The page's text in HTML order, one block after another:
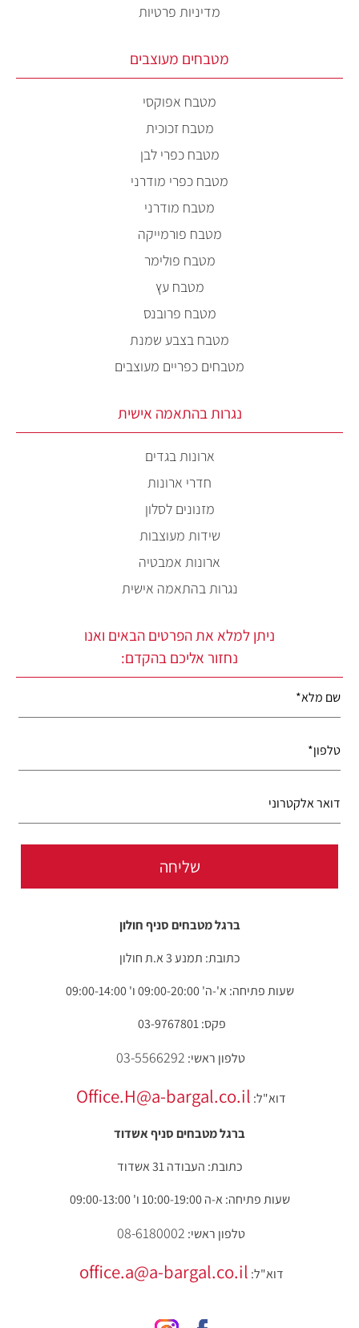
מדיניות פרטיות
מטבחים מעוצבים
מטבח אפוקסי
מטבח זכוכית
מטבח כפרי לבן
מטבח כפרי מודרני
מטבח מודרני
מטבח פורמייקה
מטבח פולימר
מטבח עץ
מטבח פרובנס
מטבח בצבע שמנת
מטבחים כפריים מעוצבים
נגרות בהתאמה אישית
ארונות בגדים
חדרי ארונות
מזנונים לסלון
שידות מעוצבות
ארונות אמבטיה
נגרות בהתאמה אישית
ניתן למלא את הפרטים הבאים ואנו
נחזור אליכם בהקדם:
ברגל מטבחים סניף חולון
כתובת: תמנע 3 א.ת חולון
שעות פתיחה: א'-ה' 09:00-20:00 ו' 09:00-14:00
פקס: 03-9767801
טלפון ראשי: 03-5566292
דוא"ל: Office.H@a-bargal.co.il
ברגל מטבחים סניף אשדוד
כתובת: העבודה 31 אשדוד
שעות פתיחה: א-ה 10:00-19:00 ו' 09:00-13:00
טלפון ראשי: 08-6180002
דוא"ל: office.a@a-bargal.co.il